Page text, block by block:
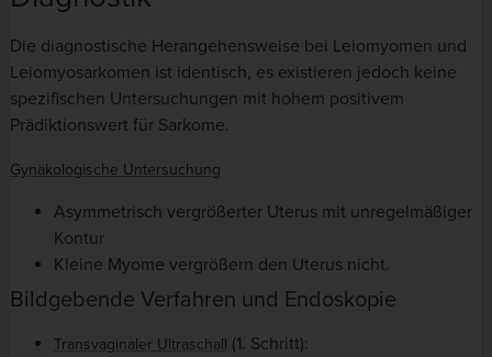
Die diagnostische Herangehensweise bei Leiomyomen und
Leiomyosarkomen ist identisch, es existieren jedoch keine
spezifischen Untersuchungen mit hohem positivem
Prädiktionswert für Sarkome.
Gynäkologische Untersuchung
Asymmetrisch vergrößerter Uterus mit unregelmäßiger
Kontur
Kleine Myome vergrößern den Uterus nicht.
Bildgebende Verfahren und Endoskopie
Transvaginaler Ultraschall (1. Schritt):